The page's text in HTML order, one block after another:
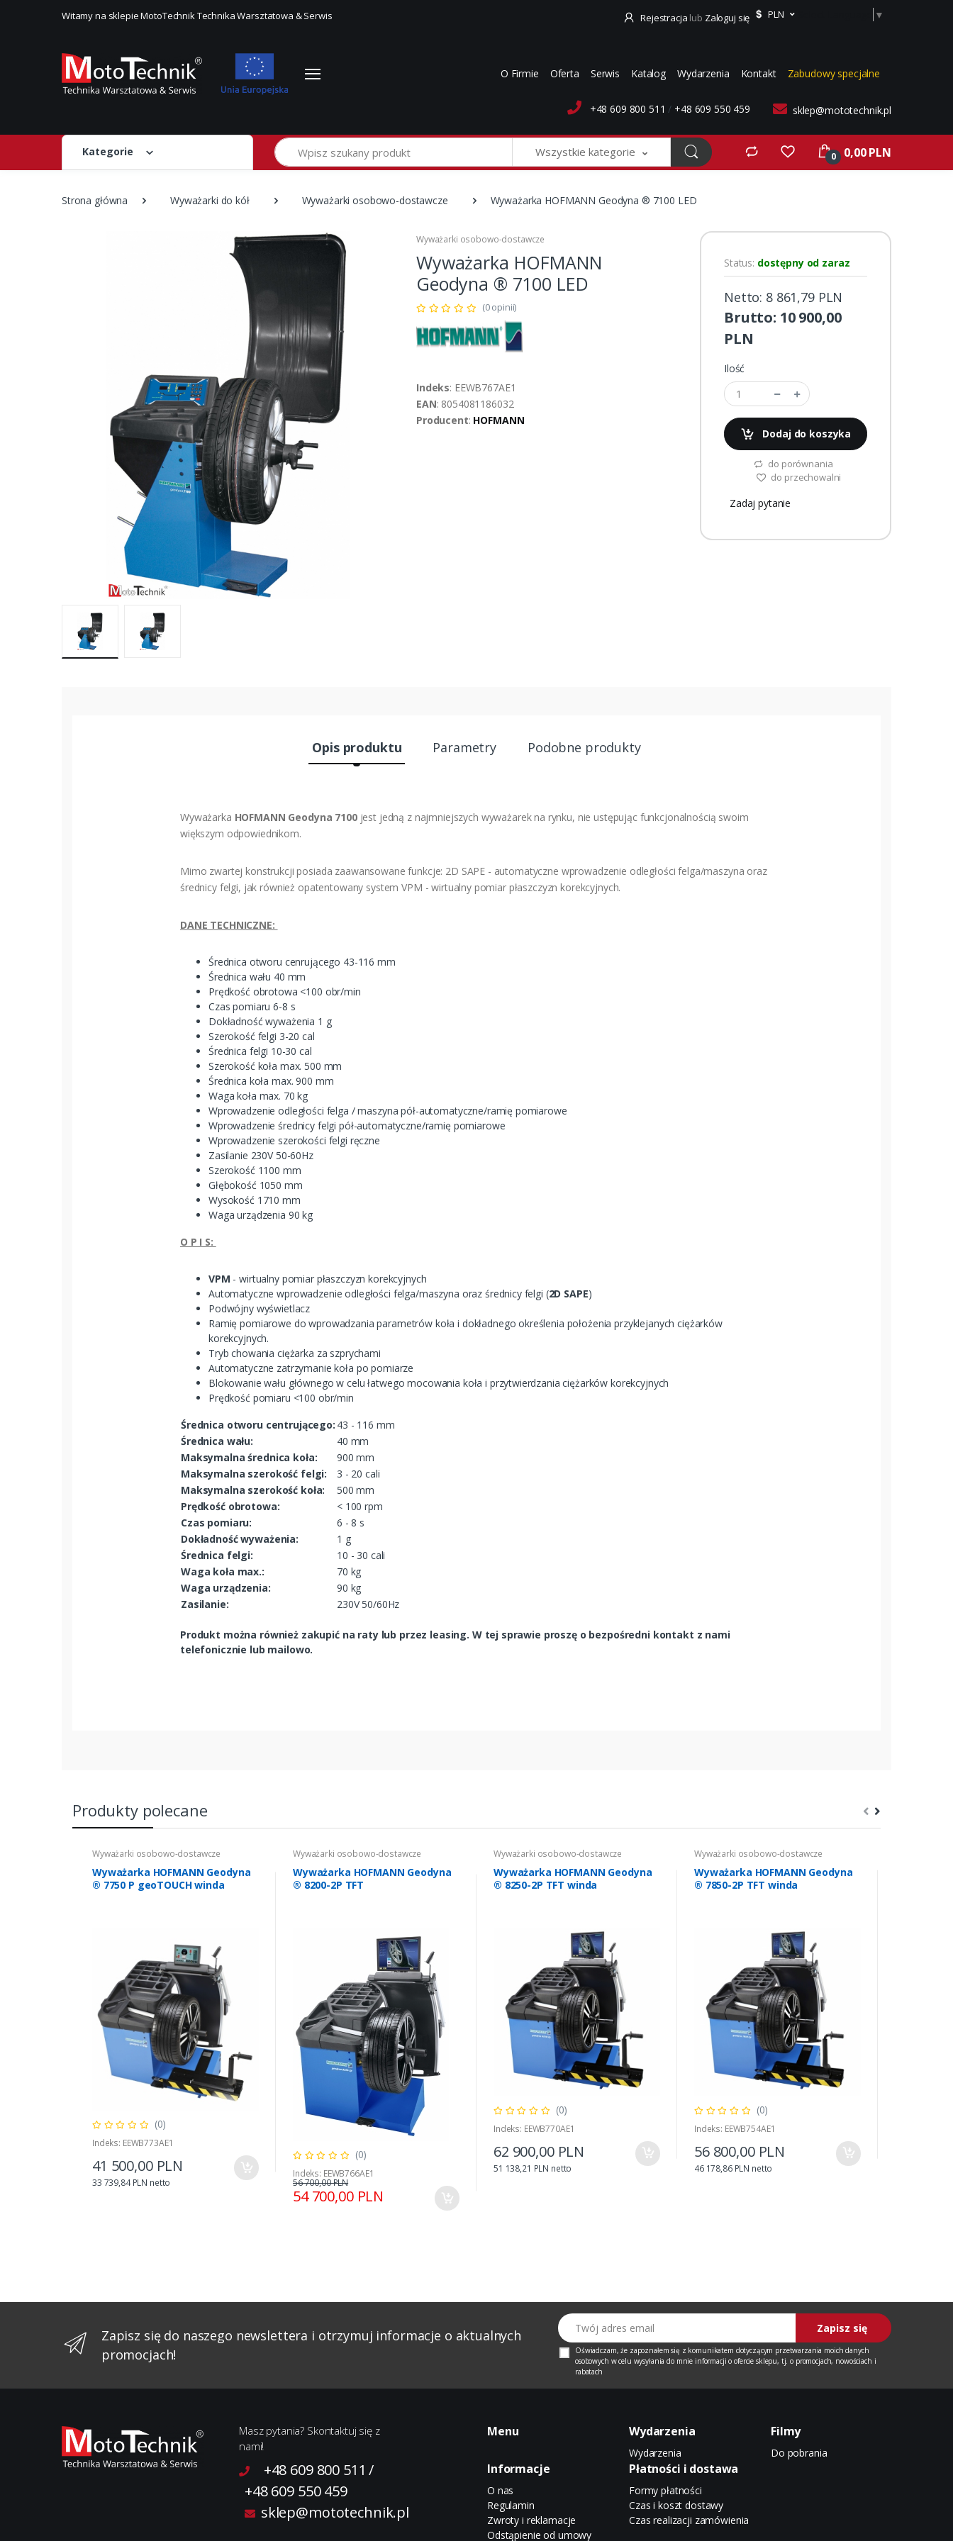
Witamy na sklepie MotoTechnik Technika Warsztatowa & Serwis Rejestracja lub Zaloguj się PLN ▼
O Firmie Oferta Serwis Katalog Wydarzenia Kontakt Zabudowy specjalne
+48 609 800 511 / +48 609 550 459 sklep@mototechnik.pl
Kategorie
Szukaj
Wszystkie kategorie 0 0,00 PLN
Strona główna Wyważarki do kół Wyważarki osobowo-dostawcze Wyważarka HOFMANN Geodyna ® 7100 LED
Wyważarki osobowo-dostawcze
Wyważarka HOFMANN
Geodyna ® 7100 LED
(0 opinii)
Indeks: EEWB767AE1
EAN: 8054081186032
Producent: HOFMANN
Status: dostępny od zaraz
Netto: 8 861,79 PLN
Brutto: 10 900,00
PLN
Ilość
Dodaj do koszyka
do porównania
do przechowalni
Zadaj pytanie
Opis produktu Parametry Podobne produkty
Wyważarka HOFMANN Geodyna 7100jest jedną z najmniejszych wyważarek na rynku, nie ustępując funkcjonalnością swoim
większym odpowiednikom.
Mimo zwartej konstrukcji posiada zaawansowane funkcje: 2D SAPE - automatyczne wprowadzenie odległości felga/maszyna oraz
średnicy felgi, jak również opatentowany system VPM - wirtualny pomiar płaszczyzn korekcyjnych.
DANE TECHNICZNE:
Średnica otworu cenrującego 43-116 mm
Średnica wału 40 mm
Prędkość obrotowa <100 obr/min
Czas pomiaru 6-8 s
Dokładność wyważenia 1 g
Szerokość felgi 3-20 cal
Średnica felgi 10-30 cal
Szerokość koła max. 500 mm
Średnica koła max. 900 mm
Waga koła max. 70 kg
Wprowadzenie odległości felga / maszyna pół-automatyczne/ramię pomiarowe
Wprowadzenie średnicy felgi pół-automatyczne/ramię pomiarowe
Wprowadzenie szerokości felgi ręczne
Zasilanie 230V 50-60Hz
Szerokość 1100 mm
Głębokość 1050 mm
Wysokość 1710 mm
Waga urządzenia 90 kg
O P I S:
VPM - wirtualny pomiar płaszczyzn korekcyjnych
Automatyczne wprowadzenie odległości felga/maszyna oraz średnicy felgi (2D SAPE)
Podwójny wyświetlacz
Ramię pomiarowe do wprowadzania parametrów koła i dokładnego określenia położenia przyklejanych ciężarków
korekcyjnych.
Tryb chowania ciężarka za szprychami
Automatyczne zatrzymanie koła po pomiarze
Blokowanie wału głównego w celu łatwego mocowania koła i przytwierdzania ciężarków korekcyjnych
Prędkość pomiaru <100 obr/min
Średnica otworu centrującego: 43 - 116 mm
Średnica wału:
40 mm
Maksymalna średnica koła:
900 mm
Maksymalna szerokość felgi:
3 - 20 cali
Maksymalna szerokość koła:
500 mm
Prędkość obrotowa:
< 100 rpm
Czas pomiaru:
6 - 8 s
Dokładność wyważenia:
1 g
Średnica felgi:
10 - 30 cali
Waga koła max.:
70 kg
Waga urządzenia:
90 kg
Zasilanie:
230V 50/60Hz
Produkt można również zakupić na raty lub przez leasing. W tej sprawie proszę o bezpośredni kontakt z nami
telefonicznie lub mailowo.
Produkty polecane
Wyważarki osobowo-dostawcze
Wyważarka HOFMANN Geodyna
® 7750 P geoTOUCH winda
(0)
Indeks: EEWB773AE1
41 500,00 PLN
33 739,84 PLN netto
Wyważarki osobowo-dostawcze
Wyważarka HOFMANN Geodyna
® 8200-2P TFT
(0)
Indeks: EEWB766AE1
54 700,00 PLN
56 700,00 PLN
Wyważarki osobowo-dostawcze
Wyważarka HOFMANN Geodyna
® 8250-2P TFT winda
(0)
Indeks: EEWB770AE1
62 900,00 PLN
51 138,21 PLN netto
Wyważarki osobowo-dostawcze
Wyważarka HOFMANN Geodyna
® 7850-2P TFT winda
(0)
Indeks: EEWB754AE1
56 800,00 PLN
46 178,86 PLN netto
Zapisz się do naszego newslettera i otrzymuj informacje o aktualnych
promocjach!
Twój adres email
Zapisz się
Oświadczam, że zapoznałem się z komunikatem dotyczącym przetwarzania moich danych
osobowych w celu wysyłania do mnie informacji o ofercie sklepu, tj. o promocjach, nowościach i
rabatach
Masz pytania? Skontaktuj się z
nami!
+48 609 800 511 /
+48 609 550 459
sklep@mototechnik.pl
Menu Wydarzenia
Wydarzenia
Filmy
Do pobrania
Informacje
O nas
Regulamin
Zwroty i reklamacje
Odstąpienie od umowy
Płatności i dostawa
Formy płatności
Czas i koszt dostawy
Czas realizacji zamówienia